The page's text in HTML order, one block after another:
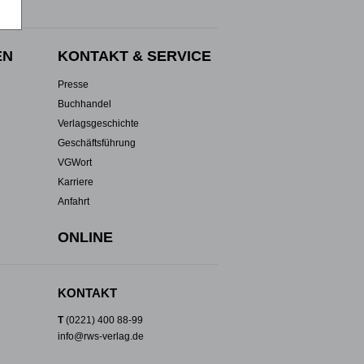
KONTAKT & SERVICE
Presse
Buchhandel
Verlagsgeschichte
Geschäftsführung
VGWort
Karriere
Anfahrt
ONLINE
KONTAKT
T(0221) 400 88-99
info@rws-verlag.de